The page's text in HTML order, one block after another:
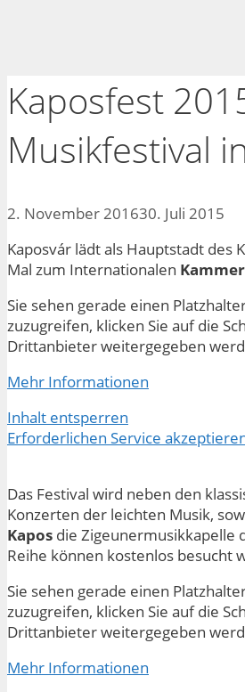
Kaposfest
Musikfestival
2. November 201630. Juli 2015
Kaposvár lädt als Hauptstadt des
Mal zum Internationalen
Sie sehen gerade einen
zuzugreifen, klicken Sie auf die
Drittanbieter weitergegeben
Mehr Informationen
Inhalt entsperren
Erforderlichen Service
Das Festival wird neben den
Konzerten der leichten Musik,
Kapos die Zigeunermusikkapelle
Reihe können kostenlos besucht
Sie sehen gerade einen
zuzugreifen, klicken Sie auf die
Drittanbieter weitergegeben
Mehr Informationen